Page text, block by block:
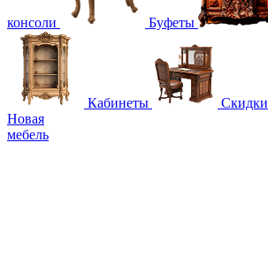
консоли Буфеты
Кабинеты
Скидки
Новая
мебель